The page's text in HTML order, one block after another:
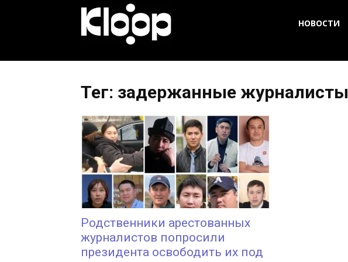
Новости
Кыргызстана
НОВОСТИ
Тег: задержанные журналисты
Родственники арестованных
журналистов попросили
президента освободить их под